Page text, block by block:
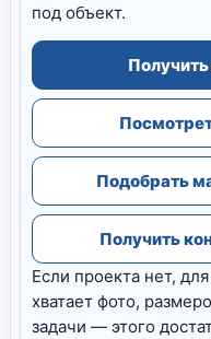
под объект.
Подобрать
Получить
Если проекта нет,
хватает фото,
задачи — этого